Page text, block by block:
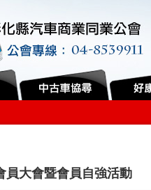
員大會暨會員自強活動